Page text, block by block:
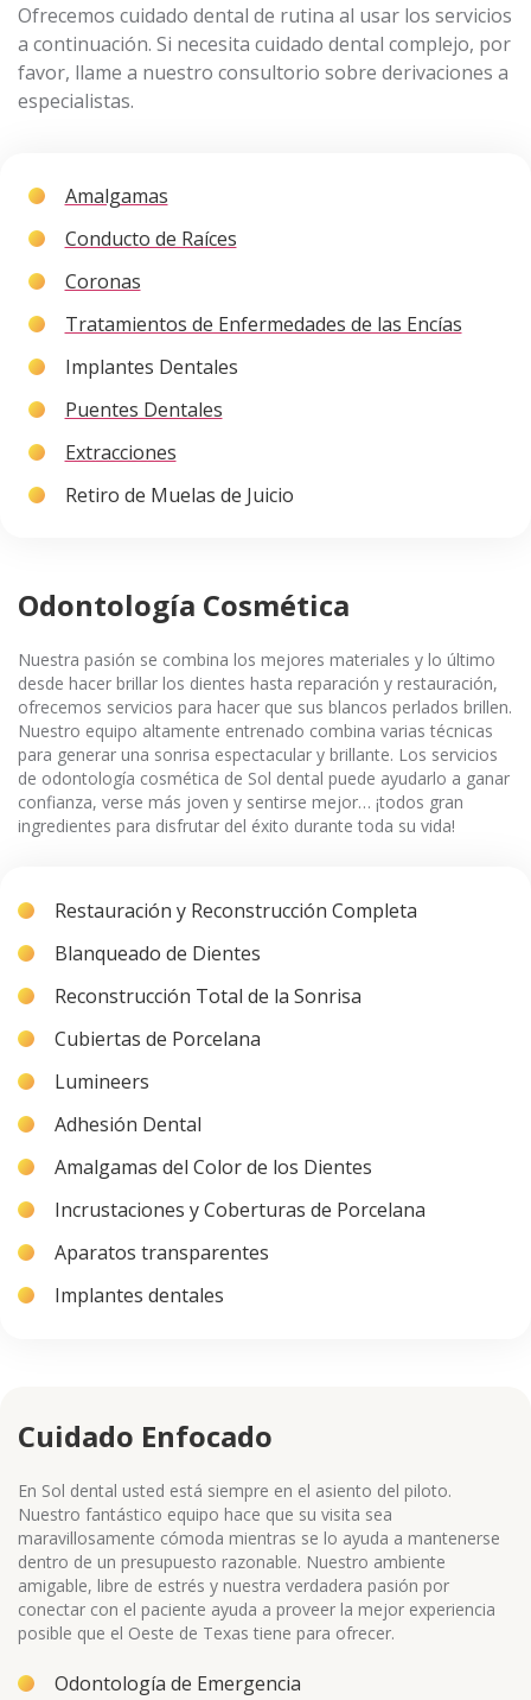
Ofrecemos cuidado dental de rutina al usar los servicios
a continuación. Si necesita cuidado dental complejo, por
favor, llame a nuestro consultorio sobre derivaciones a
especialistas.
Amalgamas
Conducto de Raíces
Coronas
Tratamientos de Enfermedades de las Encías
Implantes Dentales
Puentes Dentales
Extracciones
Retiro de Muelas de Juicio
Odontología Cosmética
Nuestra pasión se combina los mejores materiales y lo último
desde hacer brillar los dientes hasta reparación y restauración,
ofrecemos servicios para hacer que sus blancos perlados brillen.
Nuestro equipo altamente entrenado combina varias técnicas
para generar una sonrisa espectacular y brillante. Los servicios
de odontología cosmética de Sol dental puede ayudarlo a ganar
confianza, verse más joven y sentirse mejor… ¡todos gran
ingredientes para disfrutar del éxito durante toda su vida!
Restauración y Reconstrucción Completa
Blanqueado de Dientes
Reconstrucción Total de la Sonrisa
Cubiertas de Porcelana
Lumineers
Adhesión Dental
Amalgamas del Color de los Dientes
Incrustaciones y Coberturas de Porcelana
Aparatos transparentes
Implantes dentales
Cuidado Enfocado
En Sol dental usted está siempre en el asiento del piloto.
Nuestro fantástico equipo hace que su visita sea
maravillosamente cómoda mientras se lo ayuda a mantenerse
dentro de un presupuesto razonable. Nuestro ambiente
amigable, libre de estrés y nuestra verdadera pasión por
conectar con el paciente ayuda a proveer la mejor experiencia
posible que el Oeste de Texas tiene para ofrecer.
Odontología de Emergencia